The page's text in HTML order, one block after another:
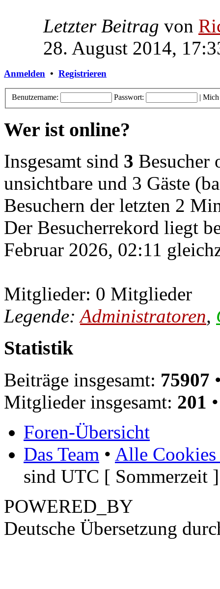
Letzter Beitrag von
28. August 2014,
Anmelden • Registrieren
Benutzername: Passwort: | Mich
Wer ist online?
Insgesamt sind 3 Besucher
unsichtbare und 3 Gäste
Besuchern der letzten 2
Der Besucherrekord liegt
Februar 2026, 02:11
Mitglieder: 0 Mitglieder
Legende:Administratoren,
Statistik
Beiträge insgesamt: 75907
Mitglieder insgesamt: 201
Foren-Übersicht
Das Team • Alle Cookies
sind UTC [ Sommerzeit ]
POWERED_BY
Deutsche Übersetzung